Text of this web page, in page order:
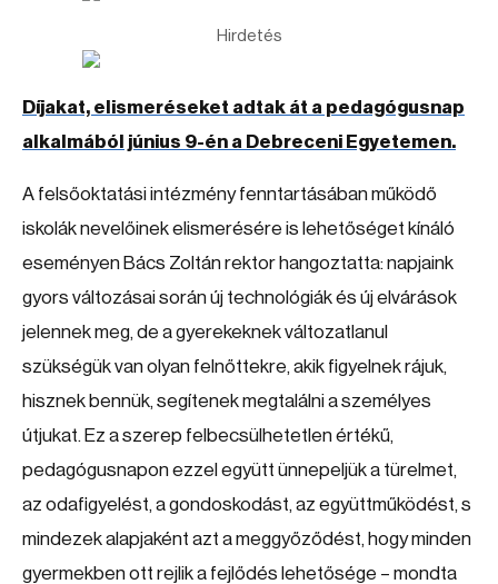
Hirdetés
Díjakat, elismeréseket adtak át a pedagógusnap
alkalmából június 9-én a Debreceni Egyetemen.
A felsőoktatási intézmény fenntartásában működő
iskolák nevelőinek elismerésére is lehetőséget kínáló
eseményen Bács Zoltán rektor hangoztatta: napjaink
gyors változásai során új technológiák és új elvárások
jelennek meg, de a gyerekeknek változatlanul
szükségük van olyan felnőttekre, akik figyelnek rájuk,
hisznek bennük, segítenek megtalálni a személyes
útjukat. Ez a szerep felbecsülhetetlen értékű,
pedagógusnapon ezzel együtt ünnepeljük a türelmet,
az odafigyelést, a gondoskodást, az együttműködést, s
mindezek alapjaként azt a meggyőződést, hogy minden
gyermekben ott rejlik a fejlődés lehetősége – mondta